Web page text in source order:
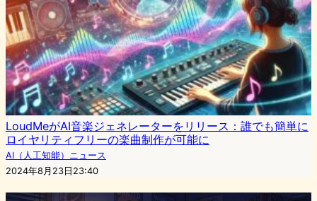
LoudMeがAI音楽ジェネレーターをリリース：誰でも簡単に
ロイヤリティフリーの楽曲制作が可能に
AI（人工知能）ニュース
2024年8月23日23:40